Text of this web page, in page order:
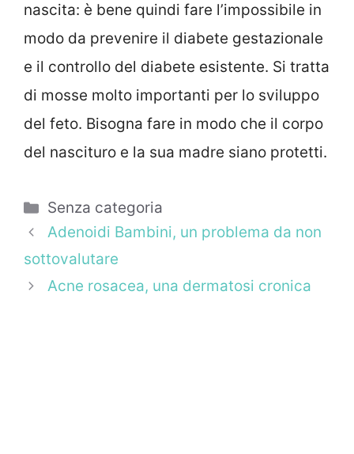
nascita: è bene quindi fare l’impossibile in
modo da prevenire il diabete gestazionale
e il controllo del diabete esistente. Si tratta
di mosse molto importanti per lo sviluppo
del feto. Bisogna fare in modo che il corpo
del nascituro e la sua madre siano protetti.
Categorie
Senza categoria
Adenoidi Bambini, un problema da non
sottovalutare
Acne rosacea, una dermatosi cronica